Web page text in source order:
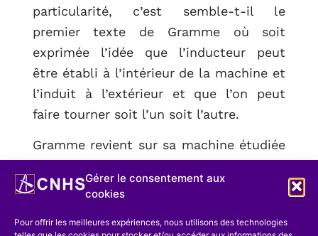
Gérer le consentement aux
cookies
Pour offrir les meilleures expériences, nous utilisons des technologies
particularité, c’est semble-t-il le
premier texte de Gramme où soit
exprimée l’idée que l’inducteur peut
être établi à l’intérieur de la machine et
l’induit à l’extérieur et que l’on peut
faire tourner soit l’un soit l’autre.
Gramme revient sur sa machine étudiée
courants alternatifs multiples quelques
sous la forme d’une addition au brevet